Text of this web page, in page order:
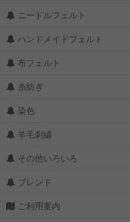
ニードルフェルト
ハンドメイドフェルト
布フェルト
糸紡ぎ
染色
羊毛刺繍
その他いろいろ
ブレンド
ご利用案内